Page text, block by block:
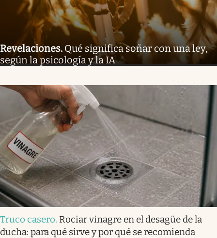
Revelaciones. Qué significa soñar con una ley,
según la psicología y la IA
Truco casero. Rociar vinagre en el desagüe de la
ducha: para qué sirve y por qué se recomienda